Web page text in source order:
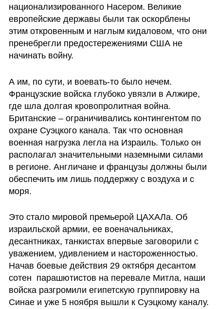
национализированного Насером. Великие
европейские державы были так оскорблены
этим откровенным и наглым кидаловом, что они
пренебрегли предостережениями США не
начинать войну.
А им, по сути, и воевать-то было нечем.
Французские войска глубоко увязли в Алжире,
где шла долгая кровопролитная война.
Британские – ограничивались контингентом по
охране Суэцкого канала. Так что основная
военная нагрузка легла на Израиль. Только он
располагал значительными наземными силами
в регионе. Англичане и французы должны были
обеспечить им лишь поддержку с воздуха и с
моря.
Это стало мировой премьерой ЦАХАЛа. Об
израильской армии, ее военачальниках,
десантниках, танкистах впервые заговорили с
уважением, удивлением и настороженностью.
Начав боевые действия 29 октября десантом
сотен  парашютистов на перевале Митла, наши
войска разгромили египетскую группировку на
Синае и уже 5 ноября вышли к Суэцкому каналу.